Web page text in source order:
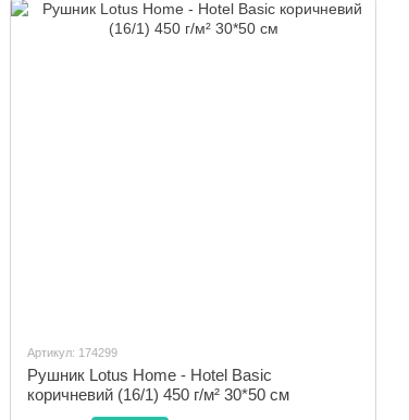
Артикул: 174299
Рушник Lotus Home - Hotel Basic
коричневий (16/1) 450 г/м² 30*50 см